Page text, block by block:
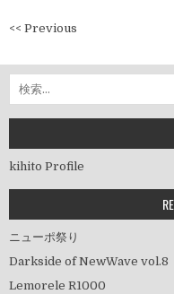
投
ナ
ビ
ゲ
シ
<< Previous
索:
kihito Profile
ニューポ祭り
Darkside of NewWave vol.8
Lemorele R1000